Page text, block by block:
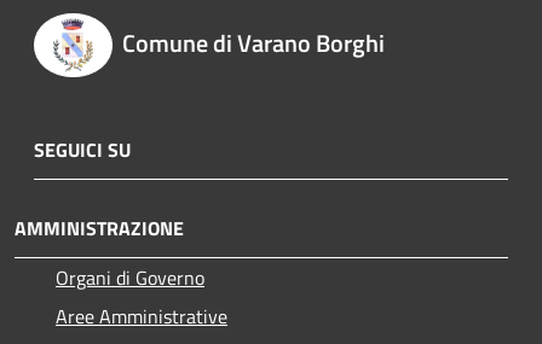
Comune di Varano Borghi
SEGUICI SU
AMMINISTRAZIONE
Organi di Governo
Aree Amministrative